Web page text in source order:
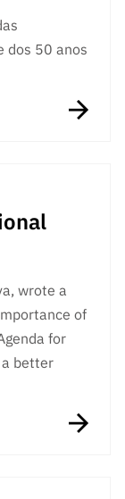
dos 50 anos
wrote a
of
for
a better